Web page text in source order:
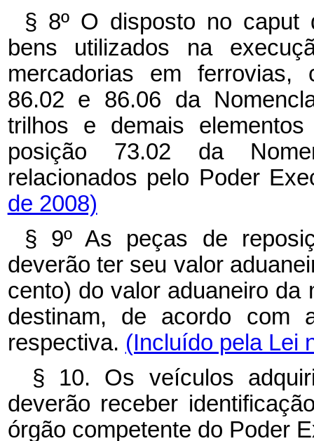
§ 8º O disposto no caput
bens utilizados na
mercadorias em ferrovias,
86.02 e 86.06 da
trilhos e demais
posição 73.02 da
relacionados pelo Poder
de 2008)
§ 9º As peças de
deverão ter seu valor
cento) do valor aduaneiro da
destinam, de acordo com
respectiva. (Incluído pela Lei
§ 10. Os veículos
deverão receber
órgão competente do Poder